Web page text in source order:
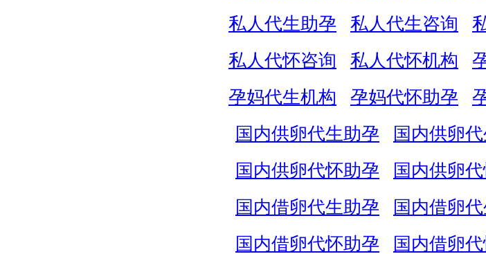
私人代生助孕
私人代生咨询
私人代怀咨询
私人代怀机构
孕妈代生机构
孕妈代怀助孕
国内供卵代生助孕
国内供卵
国内供卵代怀助孕
国内供卵
国内借卵代生助孕
国内借卵
国内借卵代怀助孕
国内借卵